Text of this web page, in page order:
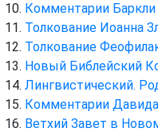
Комментарии Баркли
Толкование Иоанна
Толкование
Новый Библейский
Лингвистический.
Комментарии
Ветхий Завет в